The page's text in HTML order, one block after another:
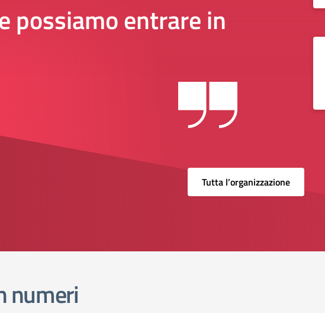
possiamo entrare in
Tutta l’organizzazione
numeri